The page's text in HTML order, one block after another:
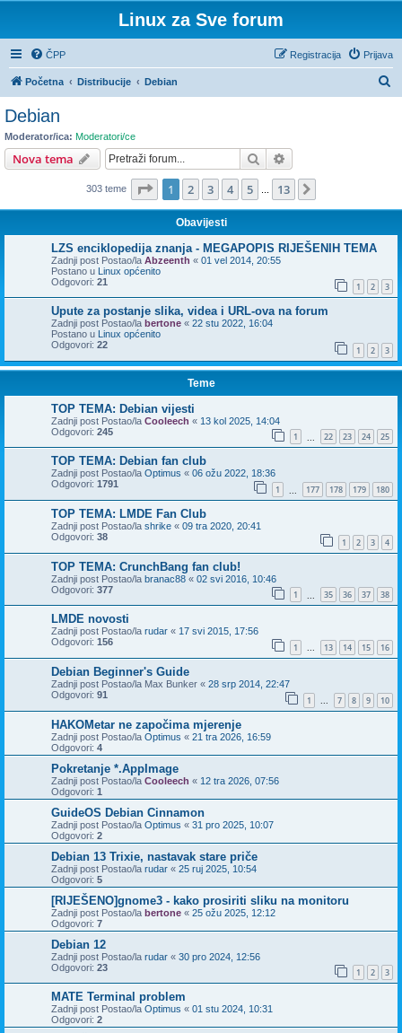
Linux za Sve forum
ČPP Prijava
Registracija
Početna Distribucije Debian
ž
Debian
Moderator/ica: Moderatori/ce
Nova tema Pretražnik
303 teme Stranica: 1/ 13.
1 2 3 4 5 13
Obavijesti
LZS enciklopedija znanja - MEGAPOPIS RIJEŠENIH TEMA
Zadnji post Postao/la Abzeenth « 01 vel 2014, 20:55
Postano u Linux općenito
Odgovori: 21 1 2 3
Upute za postanje slika, videa i URL-ova na forum
Zadnji post Postao/la bertone « 22 stu 2022, 16:04
Postano u Linux općenito
Odgovori: 22 1 2 3
Teme
TOP TEMA: Debian vijesti
Zadnji post Postao/la Cooleech « 13 kol 2025, 14:04
Odgovori: 245 1 22 23 24 25
TOP TEMA: Debian fan club
Zadnji post Postao/la Optimus « 06 ožu 2022, 18:36
Odgovori: 1791 1 177 178 179 180
TOP TEMA: LMDE Fan Club
Zadnji post Postao/la shrike « 09 tra 2020, 20:41
Odgovori: 38 1 2 3 4
TOP TEMA: CrunchBang fan club!
Zadnji post Postao/la branac88 « 02 svi 2016, 10:46
Odgovori: 377 1 35 36 37 38
LMDE novosti
Zadnji post Postao/la rudar « 17 svi 2015, 17:56
Odgovori: 156 1 ... 13 14 15 16
Debian Beginner's Guide
Zadnji post Postao/la Max Bunker « 28 srp 2014, 22:47
Odgovori: 91 1 ... 7 8 9 10
HAKOMetar ne započima mjerenje
Zadnji post Postao/la Optimus « 21 tra 2026, 16:59
Odgovori: 4
Pokretanje *.AppImage
Zadnji post Postao/la Cooleech « 12 tra 2026, 07:56
Odgovori: 1
GuideOS Debian Cinnamon
Zadnji post Postao/la Optimus « 31 pro 2025, 10:07
Odgovori: 2
Debian 13 Trixie, nastavak stare priče
Zadnji post Postao/la rudar « 25 ruj 2025, 10:54
Odgovori: 5
[RIJEŠENO]gnome3 - kako prosiriti sliku na monitoru
Zadnji post Postao/la bertone « 25 ožu 2025, 12:12
Odgovori: 7
Debian 12
Zadnji post Postao/la rudar « 30 pro 2024, 12:56
Odgovori: 23 1 2 3
MATE Terminal problem
Zadnji post Postao/la Optimus « 01 stu 2024, 10:31
Odgovori: 2